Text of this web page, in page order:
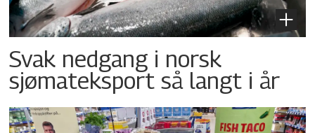
Svak nedgang i norsk
sjømateksport så langt i år